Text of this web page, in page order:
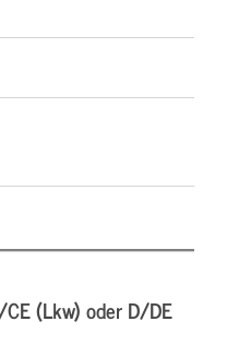
(Lkw) oder D/DE